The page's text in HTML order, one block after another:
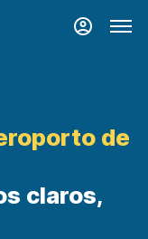
de
claros,